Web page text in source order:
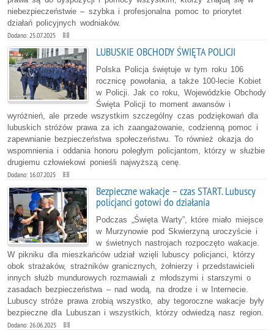
niebezpieczeństwie – szybka i profesjonalna pomoc to priorytet
działań policyjnych wodniaków.
Dodano: 25.07.2025
LUBUSKIE OBCHODY ŚWIĘTA POLICJI
Polska Policja świętuje w tym roku 106
rocznicę powołania, a także 100-lecie Kobiet
w Policji. Jak co roku, Wojewódzkie Obchody
Święta Policji to moment awansów i
wyróżnień, ale przede wszystkim szczególny czas podziękowań dla
lubuskich stróżów prawa za ich zaangażowanie, codzienną pomoc i
zapewnianie bezpieczeństwa społeczeństwu. To również okazja do
wspomnienia i oddania honoru poległym policjantom, którzy w służbie
drugiemu człowiekowi ponieśli najwyższą cenę.
Dodano: 16.07.2025
Bezpieczne wakacje – czas START. Lubuscy
policjanci gotowi do działania
Podczas „Święta Warty”, które miało miejsce
w Murzynowie pod Skwierzyną uroczyście i
w świetnych nastrojach rozpoczęto wakacje.
W pikniku dla mieszkańców udział wzięli lubuscy policjanci, którzy
obok strażaków, strażników granicznych, żołnierzy i przedstawicieli
innych służb mundurowych rozmawiali z młodszymi i starszymi o
zasadach bezpieczeństwa – nad wodą, na drodze i w Internecie.
Lubuscy stróże prawa zrobią wszystko, aby tegoroczne wakacje były
bezpieczne dla Lubuszan i wszystkich, którzy odwiedzą nasz region.
Dodano: 26.06.2025